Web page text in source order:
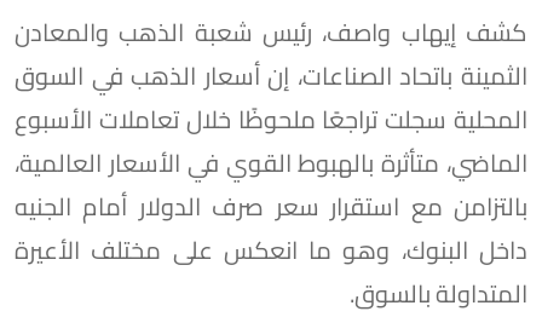
كشف إيهاب واصف، رئيس شعبة الذهب والمعادن
الثمينة باتحاد الصناعات، إن أسعار الذهب في السوق
المحلية سجلت تراجعًا ملحوظًا خلال تعاملات الأسبوع
الماضي، متأثرة بالهبوط القوي في الأسعار العالمية،
بالتزامن مع استقرار سعر صرف الدولار أمام الجنيه
داخل البنوك، وهو ما انعكس على مختلف الأعيرة
المتداولة بالسوق.